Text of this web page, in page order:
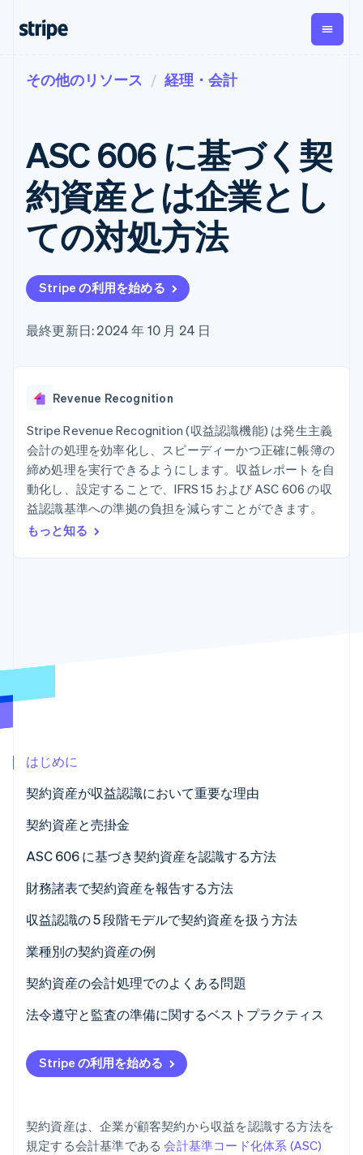
支払い
オンライン決
済
Managed
Payments
マーチャント
オブレコード
ソリューショ
ン
Payment links
不要の決済ペ
ージ
Checkout
構築済み決済
UI
Elements
ポーネント
125 以上の決
可能
Terminal
対面支払い
Authorization
Boost
決済成功率の
最適化
Link
スピーディー
収益
経常収益
Metronome
従量課金
サブスクリ
プション
サブスクリ
プションの
1 回限りまた
は継続
Tax
VAT の自動
Recognition
会計管理の
Stripe
Sigma
カスタムレ
ポート
Data
Pipeline
データの同
Global
Payouts
第三者
への入
金
ットプ
イス
カーボンリムーバル
Identity
Stripe Sessions 2026
Stripe が AI の経済インフラをどのように構築しているかを
ご覧ください。
こちらをご覧ください
企業規模別
ユースケース別
エージェンティックコマ
ース
E コマース / ECサイト
埋込型金融
請求・財務関連
グローバルビジネス
マーケットプレイス
業種別
AI 企業
クリエイターエコノミ―
ゲーム
ホスピタリティ、旅行、
メディアおよびエンター
ドキュメント
ライブラリと SDK
Stripe Apps
ガイド
オンライン決済を受け付
け
構築済みの決済を実装
プラットフォームまたは
築する
のカードを発行
ビスのプロビジョニング
と管理
リソース
コードサンプル
学ぶ
ガイド
サポート
サポートに問い合わせる
管理サポートプラン
プロフェッショナルサー
ビス
Sessions 年次カンファ
採用情報
ニュースルーム
Stripe Press
お問い合わせ
その他のリソース 経理・会計
ASC 606 に基づく契
約資産とは企業とし
ての対処方法
Stripe の利用を始める
最終更新日: 2024 年 10 月 24 日
Revenue Recognition
Stripe Revenue Recognition (収益認識機能) は発生主義
会計の処理を効率化し、スピーディーかつ正確に帳簿の
締め処理を実行できるようにします。収益レポートを自
動化し、設定することで、IFRS 15 および ASC 606 の収
益認識基準への準拠の負担を減らすことができます。
もっと知る
はじめに
契約資産が収益認識において重要な理由
契約資産と売掛金
ASC 606 に基づき契約資産を認識する方法
財務諸表で契約資産を報告する方法
貸借対照表
損益計算書
財務諸表の注記
収益認識の 5 段階モデルで契約資産を扱う方法
業種別の契約資産の例
ソフトウェア
建設
電気通信
その他の例
契約資産の会計処理でのよくある問題
法令遵守と監査の準備に関するベストプラクティス
契約の見直しと分析
ポリシーと手順
文書化
Stripe の利用を始める
契約資産は、企業が顧客契約から収益を認識する方法を
規定する会計基準である会計基準コード化体系 (ASC)